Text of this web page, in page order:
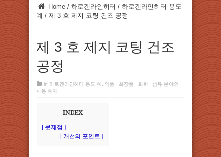
Home / 하로겐라인히터 / 하로겐라인히터 용도
예 / 제 3 호 제지 코팅 건조 공정
제 3 호 제지 코팅 건조
공정
in 하로겐라인히터 용도 예
약품 · 화장품 · 화학 · 섬유 분야의
사용 예제
INDEX
[ 문제점 ]
[ 개선의 포인트 ]